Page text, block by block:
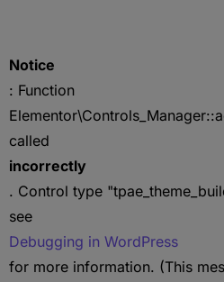
Notice
: Function
called
incorrectly
. Control type
see
Debugging in WordPress
for more information. (This